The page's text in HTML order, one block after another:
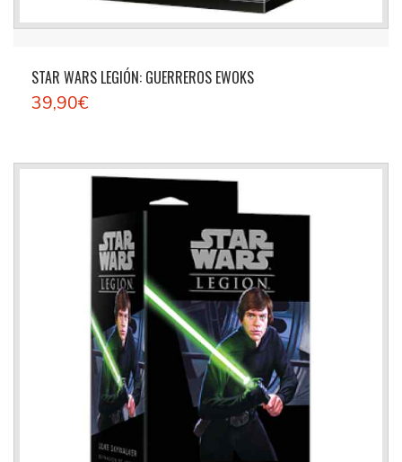
STAR WARS LEGIÓN: GUERREROS EWOKS
39,90€